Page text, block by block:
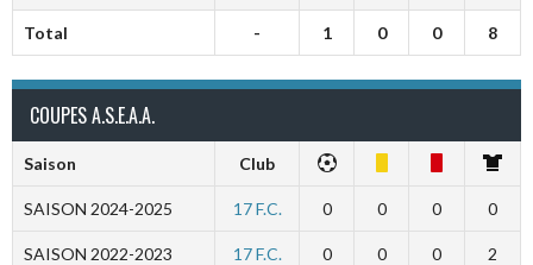
Total - 1 0 0 8
COUPES A.S.E.A.A.
Saison Club
SAISON 2024-2025 17 F.C. 0 0 0 0
SAISON 2022-2023 17 F.C. 0 0 0 2